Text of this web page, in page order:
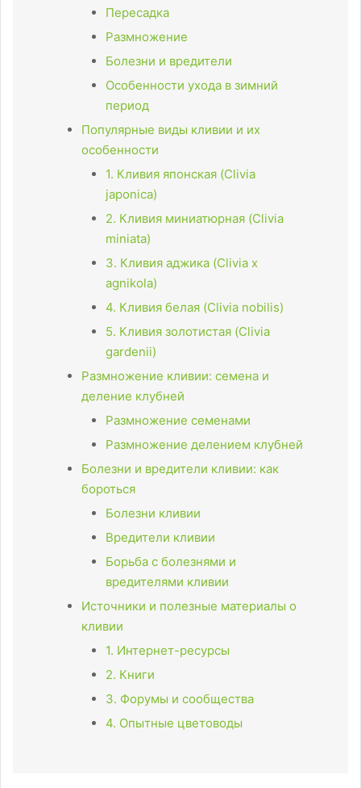
Пересадка
Размножение
Болезни и вредители
Особенности ухода в зимний
период
Популярные виды кливии и их
особенности
1. Кливия японская (Clivia
japonica)
2. Кливия миниатюрная (Clivia
miniata)
3. Кливия аджика (Clivia x
agnikola)
4. Кливия белая (Clivia nobilis)
5. Кливия золотистая (Clivia
gardenii)
Размножение кливии: семена и
деление клубней
Размножение семенами
Размножение делением клубней
Болезни и вредители кливии: как
бороться
Болезни кливии
Вредители кливии
Борьба с болезнями и
вредителями кливии
Источники и полезные материалы о
кливии
1. Интернет-ресурсы
2. Книги
3. Форумы и сообщества
4. Опытные цветоводы